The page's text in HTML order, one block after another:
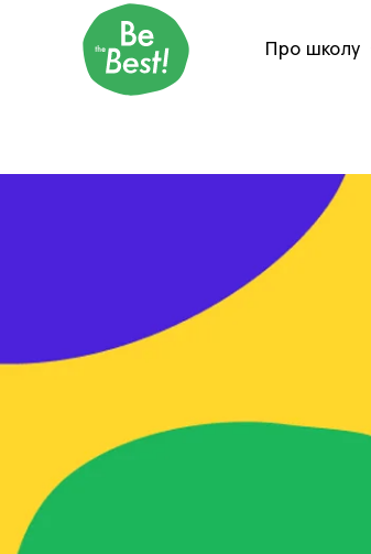
Про школу